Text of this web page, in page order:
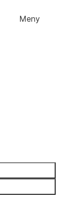
Meny